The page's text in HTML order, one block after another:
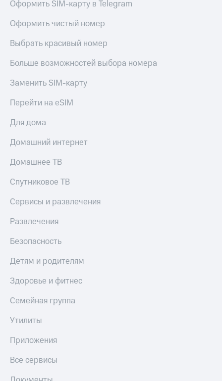
Оформить SIM-карту в Telegram
Оформить чистый номер
Выбрать красивый номер
Больше возможностей выбора номера
Заменить SIM-карту
Перейти на eSIM
Для дома
Домашний интернет
Домашнее ТВ
Спутниковое ТВ
Сервисы и развлечения
Развлечения
Безопасность
Детям и родителям
Здоровье и фитнес
Семейная группа
Утилиты
Приложения
Все сервисы